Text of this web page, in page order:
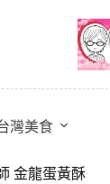
灣美食
金龍蛋黃酥